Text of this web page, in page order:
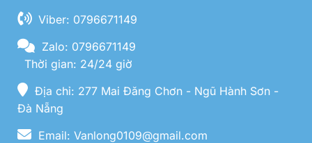
Viber: 0796671149
Zalo: 0796671149
Thời gian: 24/24 giờ
Địa chỉ: 277 Mai Đăng Chơn - Ngũ Hành Sơn -
Đà Nẵng
Email: Vanlong0109@gmail.com